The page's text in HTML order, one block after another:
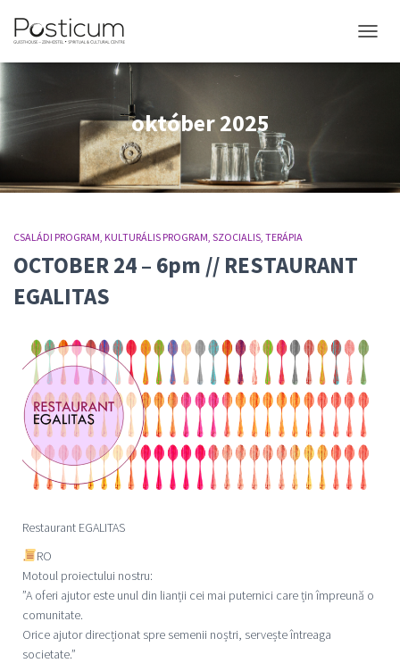
október 2025
CSALÁDI PROGRAM KULTURÁLIS PROGRAM SZOCIALIS TERÁPIA
OCTOBER 24 – 6pm // RESTAURANT
EGALITAS
Restaurant EGALITAS
RO
Motoul proiectului nostru:
”A oferi ajutor este unul din lianții cei mai puternici care țin împreună o
comunitate.
Orice ajutor direcționat spre semenii noștri, servește întreaga
societate.”